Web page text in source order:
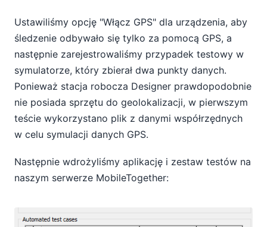
Ustawiliśmy opcję "Włącz GPS" dla urządzenia, aby
śledzenie odbywało się tylko za pomocą GPS, a
następnie zarejestrowaliśmy przypadek testowy w
symulatorze, który zbierał dwa punkty danych.
Ponieważ stacja robocza Designer prawdopodobnie
nie posiada sprzętu do geolokalizacji, w pierwszym
teście wykorzystano plik z danymi współrzędnych
w celu symulacji danych GPS.
Następnie wdrożyliśmy aplikację i zestaw testów na
naszym serwerze MobileTogether: